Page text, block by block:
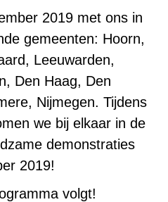
2019 met ons in
gemeenten: Hoorn,
Leeuwarden,
Den Haag, Den
Nijmegen. Tijdens
we bij elkaar in de
demonstraties
2019!
volgt!